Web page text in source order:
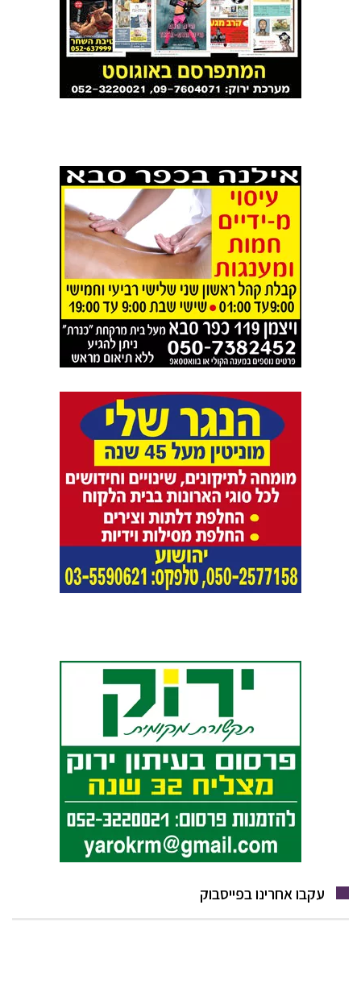
עקבו אחרינו בפייסבוק